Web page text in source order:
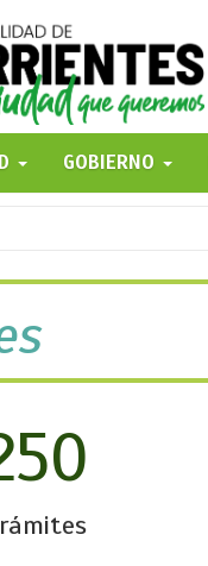
GOBIERNO